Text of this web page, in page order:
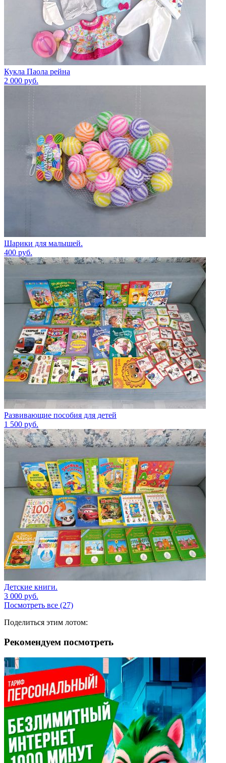
Кукла Паола рейна
2 000 руб.
Шарики для малышей.
400 руб.
Развивающие пособия для детей
1 500 руб.
Детские книги.
3 000 руб.
Посмотреть все (27)
Поделиться этим лотом:
Рекомендуем посмотреть